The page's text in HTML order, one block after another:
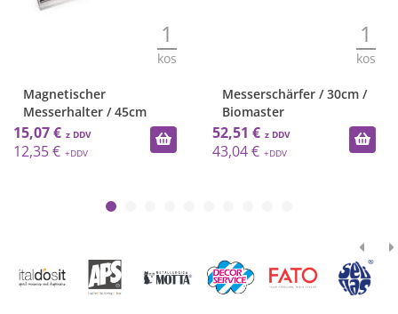
1
kos
Magnetischer
Messerhalter / 45cm
/Metall
15,07 €
12,35 €
1
kos
Messerschärfer / 30cm /
Biomaster
52,51 €
43,04 €